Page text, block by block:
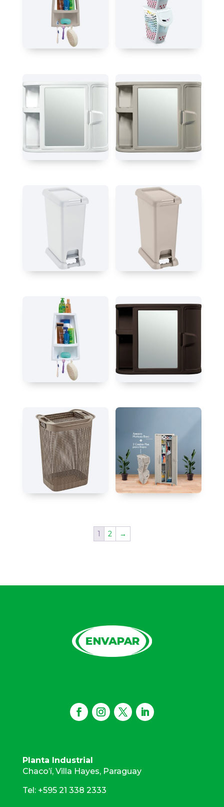
1 2 →
Planta Industrial
Chaco’í, Villa Hayes, Paraguay
Tel: +595 21 338 2333